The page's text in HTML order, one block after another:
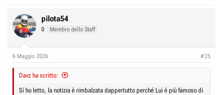
Foto dal sito ufficiale H-D.
pilota54
0 Membro dello Staff
6 Maggio 2026 #25
Davz ha scritto:
Sí ho letto, la notizia è rimbalzata dappertutto perché Lui è piú famoso di